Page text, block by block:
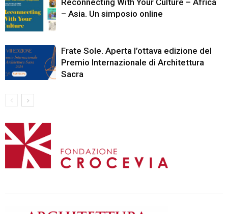
Reconnecting With Your Culture – Africa
– Asia. Un simposio online
Frate Sole. Aperta l’ottava edizione del
Premio Internazionale di Architettura
Sacra